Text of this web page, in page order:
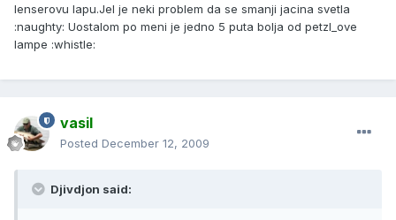
lenserovu lapu.Jel je neki problem da se smanji jacina svetla
:naughty: Uostalom po meni je jedno 5 puta bolja od petzl_ove
lampe :whistle:
vasil
Posted December 12, 2009
Djivdjon said: